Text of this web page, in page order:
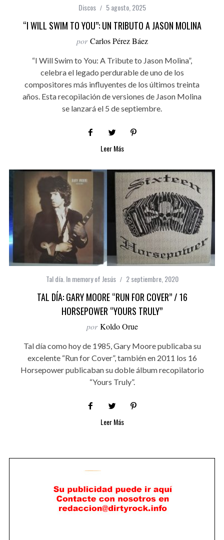
Discos 5 agosto, 2025
“I WILL SWIM TO YOU”: UN TRIBUTO A JASON MOLINA
por Carlos Pérez Báez
“I Will Swim to You: A Tribute to Jason Molina”,
celebra el legado perdurable de uno de los
compositores más influyentes de los últimos treinta
años. Esta recopilación de versiones de Jason Molina
se lanzará el 5 de septiembre.
Leer Más
Tal día. In memory of Jesús 2 septiembre, 2020
TAL DÍA: GARY MOORE “RUN FOR COVER” / 16
HORSEPOWER “YOURS TRULY”
por Koldo Orue
Tal día como hoy de 1985, Gary Moore publicaba su
excelente “Run for Cover”, también en 2011 los 16
Horsepower publicaban su doble álbum recopilatorio
“Yours Truly”.
Leer Más